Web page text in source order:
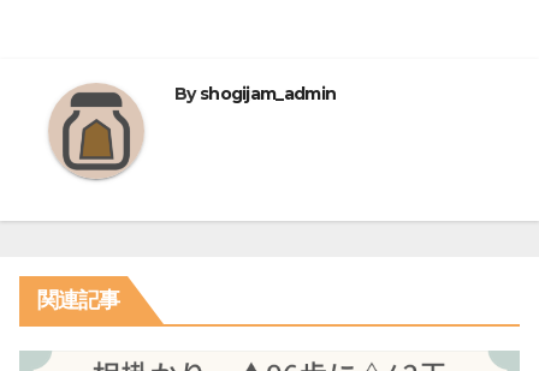
ビ
ゲ
ー
シ
ョ
ン
Byshogijam_admin
関連記事